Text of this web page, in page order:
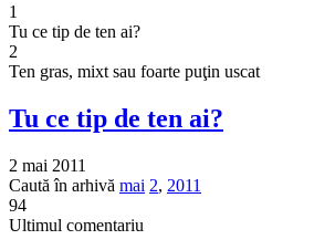
1
Tu ce tip de ten ai?
2
Ten gras, mixt sau foarte puţin uscat
Tu ce tip de ten ai?
2 mai 2011
Caută în arhivă mai 2, 2011
94
Ultimul comentariu